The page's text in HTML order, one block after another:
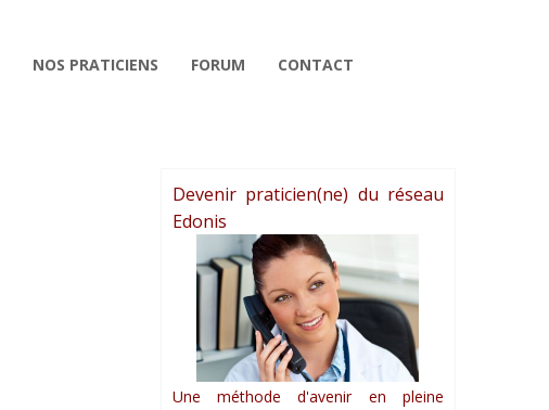
NOS PRATICIENS FORUM CONTACT
Devenir praticien(ne) du réseau
Edonis
Une méthode d'avenir en pleine